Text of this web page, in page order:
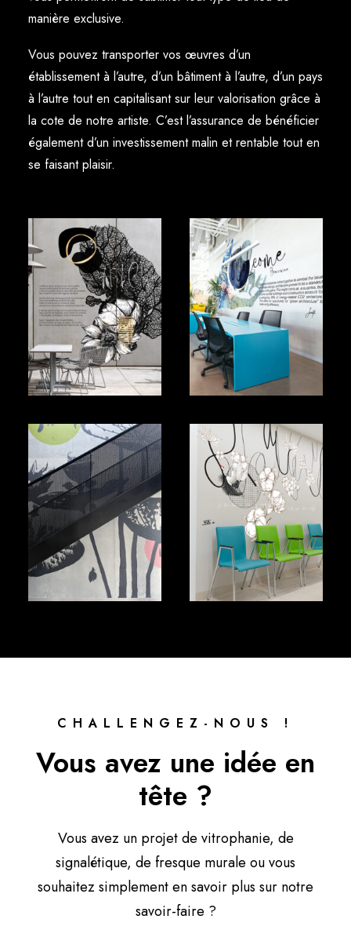
manière exclusive.
Vous pouvez transporter vos œuvres d’un
établissement à l’autre, d’un bâtiment à l’autre, d’un pays
à l’autre tout en capitalisant sur leur valorisation grâce à
la cote de notre artiste. C’est l’assurance de bénéficier
également d’un investissement malin et rentable tout en
se faisant plaisir.
CHALLENGEZ-NOUS !
Vous avez une idée en
tête ?
Vous avez un projet de vitrophanie, de
signalétique, de fresque murale ou vous
souhaitez simplement en savoir plus sur notre
savoir-faire ?